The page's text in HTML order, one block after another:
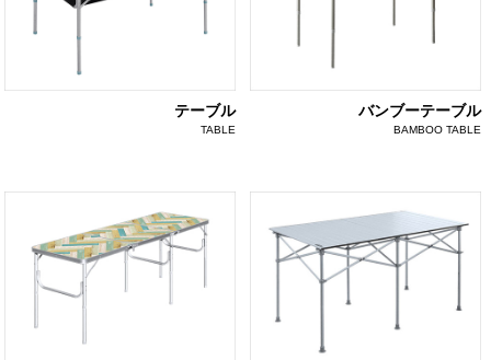
テーブル
TABLE
バンブーテーブル
BAMBOO TABLE